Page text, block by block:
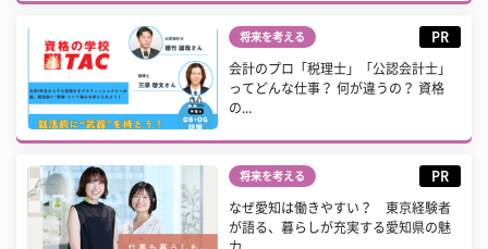
将来を考える PR
会計のプロ「税理士」「公認会計士」
ってどんな仕事？ 何が違うの？ 資格
の...
将来を考える PR
なぜ愛知は働きやすい？ 東京経験者
が語る、暮らしが充実する愛知県の魅